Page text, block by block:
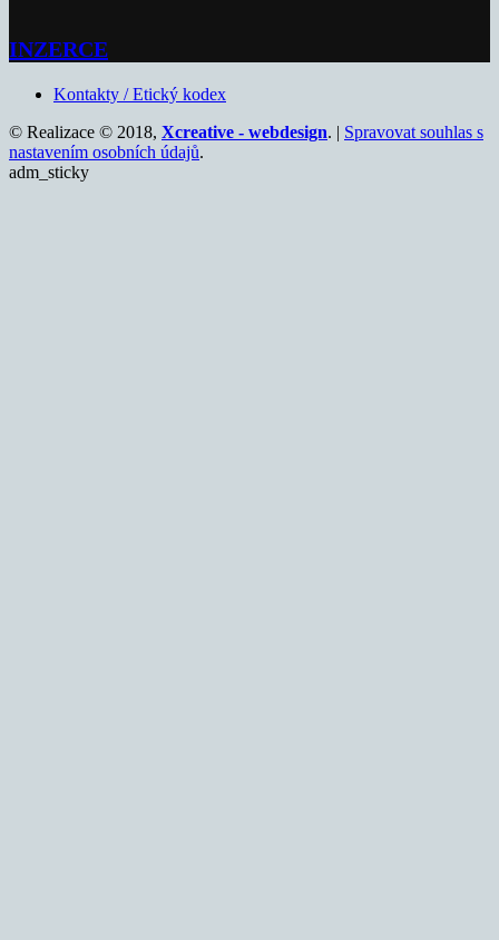
INZERCE
Kontakty / Etický kodex
© Realizace © 2018, Xcreative - webdesign. | Spravovat souhlas s
nastavením osobních údajů.
adm_sticky